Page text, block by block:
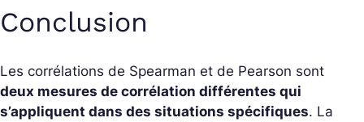
Conclusion
Les corrélations de Spearman et de Pearson sont
deux mesures de corrélation différentes qui
s’appliquent dans des situations spécifiques. La